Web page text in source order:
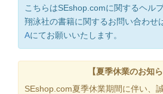
こちらはSEshop.comに関するヘルプ
翔泳社の書籍に関するお問い合わせ
Aにてお願いいたします。
【夏季休業のお知ら
SEshop.com夏季休業期間に伴い、